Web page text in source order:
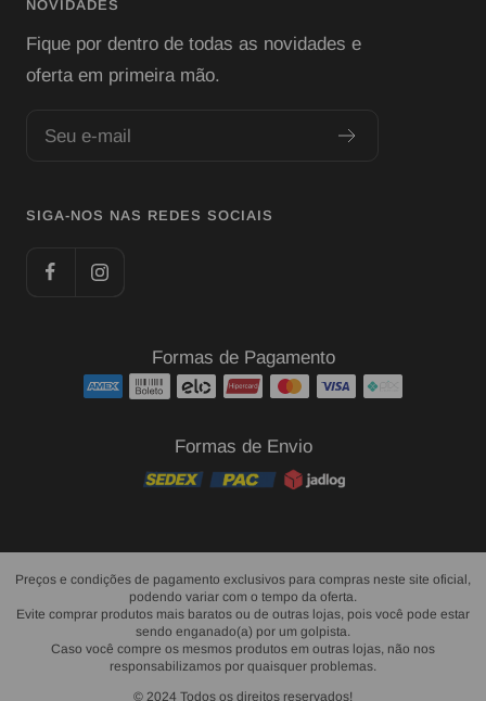
NOVIDADES
Fique por dentro de todas as novidades e
oferta em primeira mão.
Seu e-mail
SIGA-NOS NAS REDES SOCIAIS
Formas de Pagamento
Formas de Envio
Preços e condições de pagamento exclusivos para compras neste site oficial,
podendo variar com o tempo da oferta.
Evite comprar produtos mais baratos ou de outras lojas, pois você pode estar
sendo enganado(a) por um golpista.
Caso você compre os mesmos produtos em outras lojas, não nos
responsabilizamos por quaisquer problemas.
© 2024 Todos os direitos reservados!